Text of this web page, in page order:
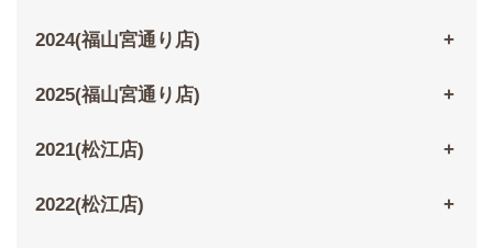
2024(福山宮通り店)
2025(福山宮通り店)
2021(松江店)
2022(松江店)